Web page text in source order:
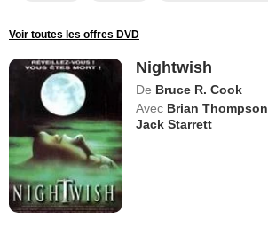
Voir toutes les offres DVD
Nightwish
De Bruce R. Cook
Avec Brian Thompson
Jack Starrett